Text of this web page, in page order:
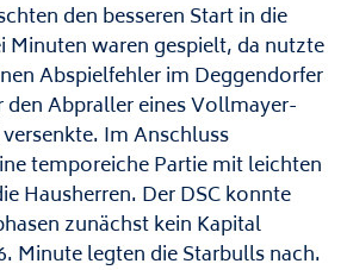
den besseren Start in die
Minuten waren gespielt, da nutzte
Abspielfehler im Deggendorfer
den Abpraller eines Vollmayer-
Im Anschluss
temporeiche Partie mit leichten
Hausherren. Der DSC konnte
zunächst kein Kapital
Minute legten die Starbulls nach.